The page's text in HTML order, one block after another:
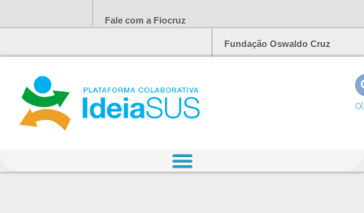
Fale com a Fiocruz
Fundação Oswaldo Cruz